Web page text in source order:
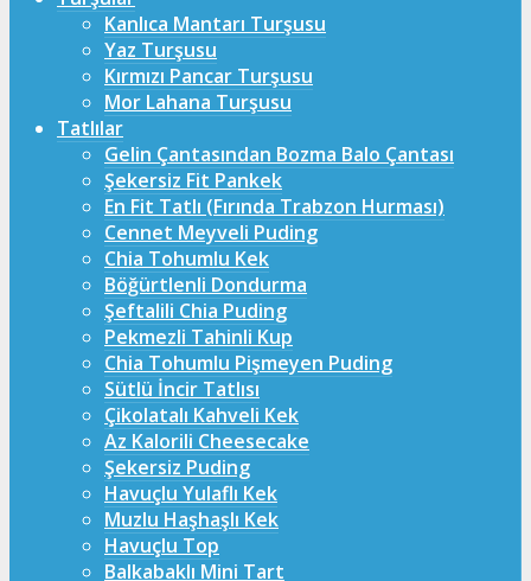
Kanlıca Mantarı Turşusu
Yaz Turşusu
Kırmızı Pancar Turşusu
Mor Lahana Turşusu
Tatlılar
Gelin Çantasından Bozma Balo Çantası
Şekersiz Fit Pankek
En Fit Tatlı (Fırında Trabzon Hurması)
Cennet Meyveli Puding
Chia Tohumlu Kek
Böğürtlenli Dondurma
Şeftalili Chia Puding
Pekmezli Tahinli Kup
Chia Tohumlu Pişmeyen Puding
Sütlü İncir Tatlısı
Çikolatalı Kahveli Kek
Az Kalorili Cheesecake
Şekersiz Puding
Havuçlu Yulaflı Kek
Muzlu Haşhaşlı Kek
Havuçlu Top
Balkabaklı Mini Tart